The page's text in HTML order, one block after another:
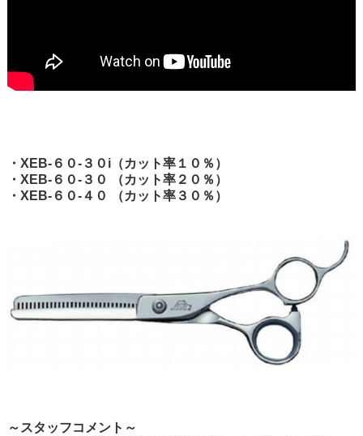
・XEB-６０-３０i（カット率１０％）
・XEB-６０-３０ （カット率２０％）
・XEB-６０-４０ （カット率３０％）
～スタッフコメント～